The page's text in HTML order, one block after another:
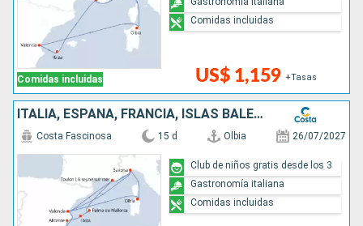
Comidas incluidas US$ 1,159 +Tasas
Comidas incluidas
ITALIA, ESPAÑA, FRANCIA, ISLAS BALEARES
Costa Fascinosa 15 d Olbia 26/07/2027
Club de niños gratis desde los 3
Gastronomía italiana
Comidas incluidas